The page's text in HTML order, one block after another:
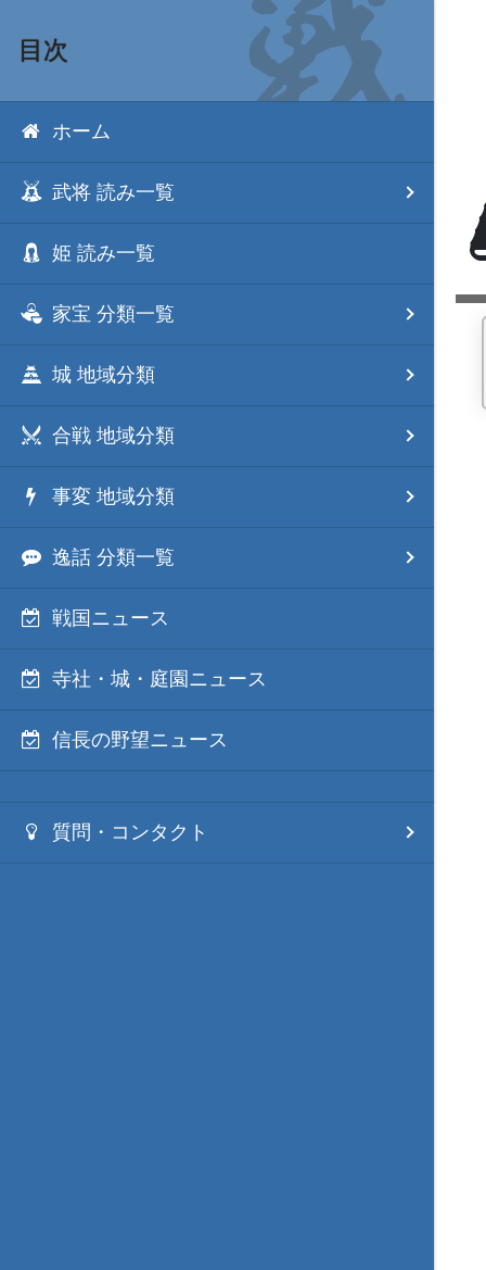
目次
ホーム
武将 読み一覧
姫 読み一覧
家宝 分類一覧
城 地域分類
合戦 地域分類
事変 地域分類
逸話 分類一覧
戦国ニュース
寺社・城・庭園ニュース
信長の野望ニュース
質問・コンタクト